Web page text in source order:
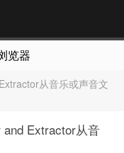
览器插件推荐网站，
从音乐或声音文
and Extractor从音